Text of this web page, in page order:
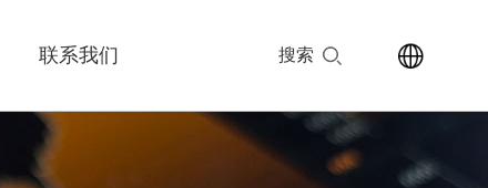
搜索
联系我们